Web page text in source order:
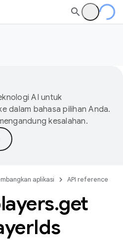
AI untuk
dalam bahasa pilihan Anda.
kesalahan.
aplikasi API reference
.get
Ids